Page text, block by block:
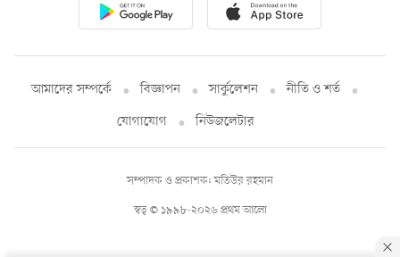
আমাদের সম্পর্কে বিজ্ঞাপন সার্কুলেশন
নীতি ও শর্ত
যোগাযোগ
নিউজলেটার
স্বত্ব © ১৯৯৮-২০২৬ প্রথম আলো
সম্পাদক ও প্রকাশক: মতিউর রহমান